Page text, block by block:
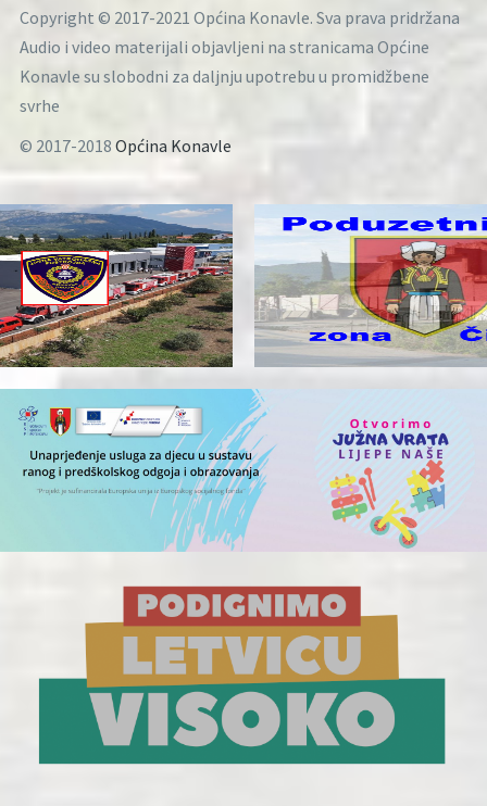
Copyright © 2017-2021 Općina Konavle. Sva prava pridržana
Audio i video materijali objavljeni na stranicama Općine
Konavle su slobodni za daljnju upotrebu u promidžbene
svrhe
© 2017-2018 Općina Konavle